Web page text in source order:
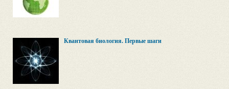
Квантовая биология. Первые шаги